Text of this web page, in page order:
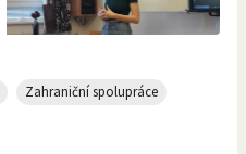
Zahraniční spolupráce